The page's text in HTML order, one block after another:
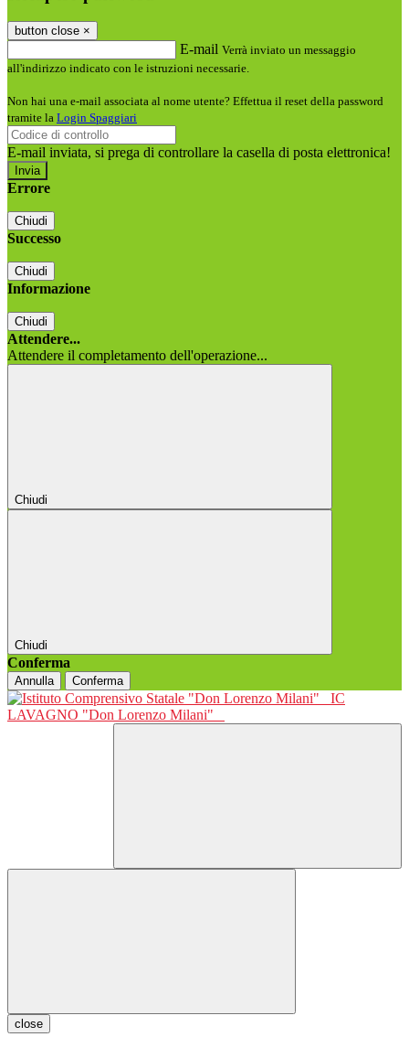
button close ×
E-mail Verrà inviato un messaggio
all'indirizzo indicato con le istruzioni necessarie.
Non hai una e-mail associata al nome utente? Effettua il reset della password
tramite la Login Spaggiari
E-mail inviata, si prega di controllare la casella di posta elettronica!
Errore
Chiudi
Successo
Chiudi
Informazione
Chiudi
Attendere...
Attendere il completamento dell'operazione...
Chiudi
Chiudi
Conferma
Annulla Conferma
IC
LAVAGNO "Don Lorenzo Milani"
close